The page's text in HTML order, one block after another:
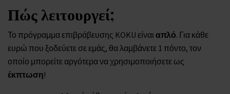
Πώς λειτουργεί;
Το πρόγραμμα επιβράβευσης KOKU είναι απλό. Για κάθε
ευρώ που ξοδεύετε σε εμάς, θα λαμβάνετε 1 πόντο, τον
οποίο μπορείτε αργότερα να χρησιμοποιήσετε ως
έκπτωση!